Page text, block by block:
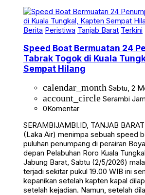
Berita Peristiwa Tanjab Barat Terkini
Speed Boat Bermuatan 24
Tabrak Togok di Kuala
Sempat Hilang
calendar_month Sabtu, 2
account_circle Serambi
0Komentar
SERAMBIJAMBI.ID, TANJAB
(Laka Air) menimpa sebuah speed
puluhan penumpang di perairan
depan Pelabuhan Roro Kuala
Jabung Barat, Sabtu (2/5/2026)
terjadi sekitar pukul 19.00 WIB ini
kepanikan setelah kapten kapal
setelah kejadian. Namun, setelah